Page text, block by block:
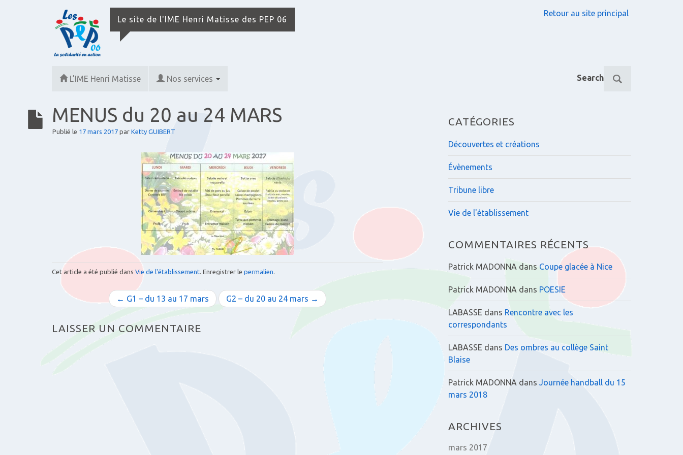
Le site de l'IME Henri Matisse des PEP 06
Retour au site principal
L’IME Henri Matisse Nos services
e
Search
MENUS du 20 au 24 MARS
Publié le 17 mars 2017 par Ketty GUIBERT
Cet article a été publié dans Vie de l'établissement. Enregistrer le permalien.
a
← G1 – du 13 au 17 mars G2 – du 20 au 24 mars →
LAISSER UN COMMENTAIRE
CATÉGORIES
Découvertes et créations
Évènements
Tribune libre
Vie de l'établissement
COMMENTAIRES RÉCENTS
Patrick MADONNA dans Coupe glacée à Nice
Patrick MADONNA dans POESIE
LABASSE dans Rencontre avec les
correspondants
LABASSE dans Des ombres au collège Saint
Blaise
Patrick MADONNA dans Journée handball du 15
mars 2018
ARCHIVES
mars 2017